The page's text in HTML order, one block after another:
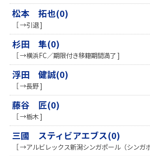
松本 拓也(0)
［ →引退 ]
杉田 隼(0)
［ →横浜FC／期限付き移籍期間満了 ]
浮田 健誠(0)
［ →長野 ]
藤谷 匠(0)
［ →栃木 ]
三國 スティビアエブス(0)
［ →アルビレックス新潟シンガポール（シンガ